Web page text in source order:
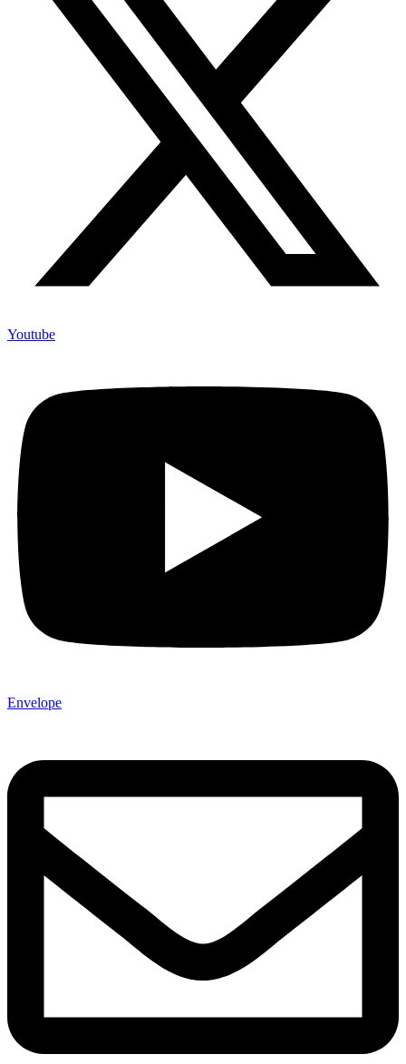
Youtube
Envelope